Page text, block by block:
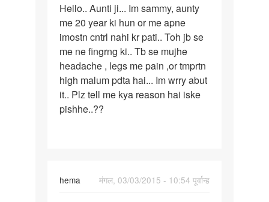
Hello..
Aunti
ji...
Im
sammy,
Hello.. Aunti ji... Im sammy, aunty
me 20 year ki hun or me apne
imostn cntrl nahi kr pati.. Toh jb se
me ne fingrng ki.. Tb se mujhe
headache , legs me pain ,or tmprtn
high malum pdta hai... Im wrry abut
it.. Plz tell me kya reason hai iske
pishhe..??
hema
मंगल, 03/03/2015 - 10:54 पूर्वान्ह